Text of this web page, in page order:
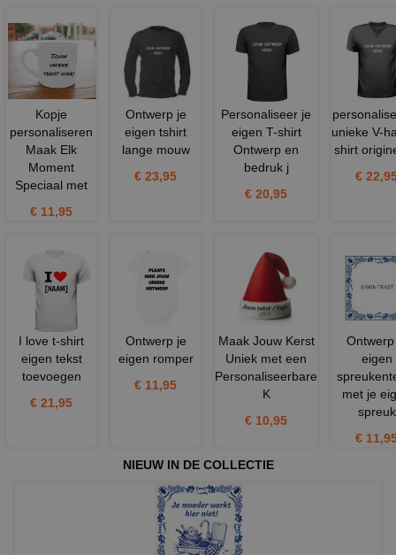
Kopje
personaliseren
Maak Elk
Moment
Speciaal met
€ 11,95
Ontwerp je
eigen tshirt
lange mouw
€ 23,95
Personaliseer je
eigen T-shirt
Ontwerp en
bedruk j
€ 20,95
unieke V-
shirt
€
I love t-shirt
eigen tekst
toevoegen
€ 21,95
Ontwerp je
eigen romper
€ 11,95
Maak Jouw Kerst
Uniek met een
Personaliseerbare
K
€ 10,95
eigen
met je
spreuk
€
NIEUW IN DE COLLECTIE